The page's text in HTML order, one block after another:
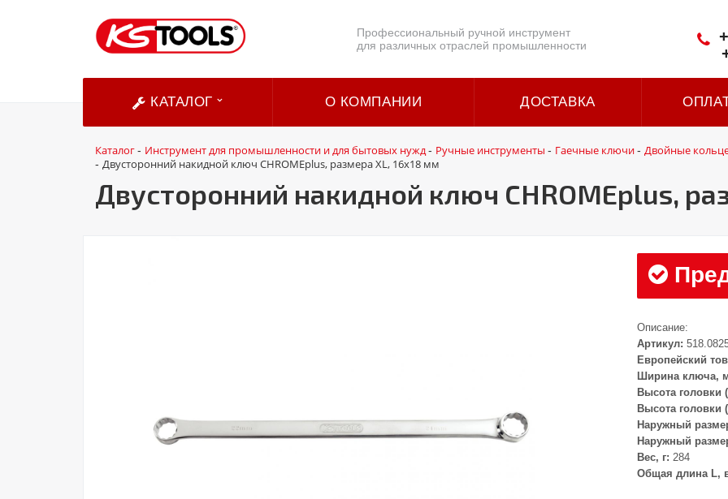
Профессиональный ручной инструмент
для различных отраслей промышленности
КАТАЛОГ О КОМПАНИИ ДОСТАВКА
Каталог- Инструмент для промышленности и для бытовых нужд- Ручные инструменты - Гаечные ключи- Двойные
- Двусторонний накидной ключ CHROMEplus, размера XL, 16х18 мм
Двусторонний накидной ключ CHROMEplus,
Описание:
Артикул:
Европейский
Ширина ключа,
Высота головки
Высота головки
Наружный
Наружный
Вес, г: 284
Общая длина L,